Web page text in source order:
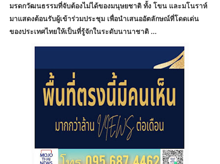
มรดกวัฒนธรรมที่จับต้องไม่ได้ของมนุษยชาติ ทั้ง โขน และมโนราห์
มาแสดงต้อนรับผู้เข้าร่วมประชุม เพื่อนำเสนออัตลักษณ์ที่โดดเด่น
ของประเทศไทยให้เป็นที่รู้จักในระดับนานาชาติ ...